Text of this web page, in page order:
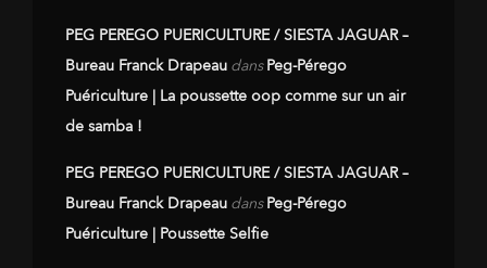
PEG PEREGO PUERICULTURE / SIESTA JAGUAR –
Bureau Franck Drapeau dansPeg-Pérego
Puériculture | La poussette oop comme sur un air
de samba !
PEG PEREGO PUERICULTURE / SIESTA JAGUAR –
Bureau Franck Drapeau dansPeg-Pérego
Puériculture | Poussette Selfie